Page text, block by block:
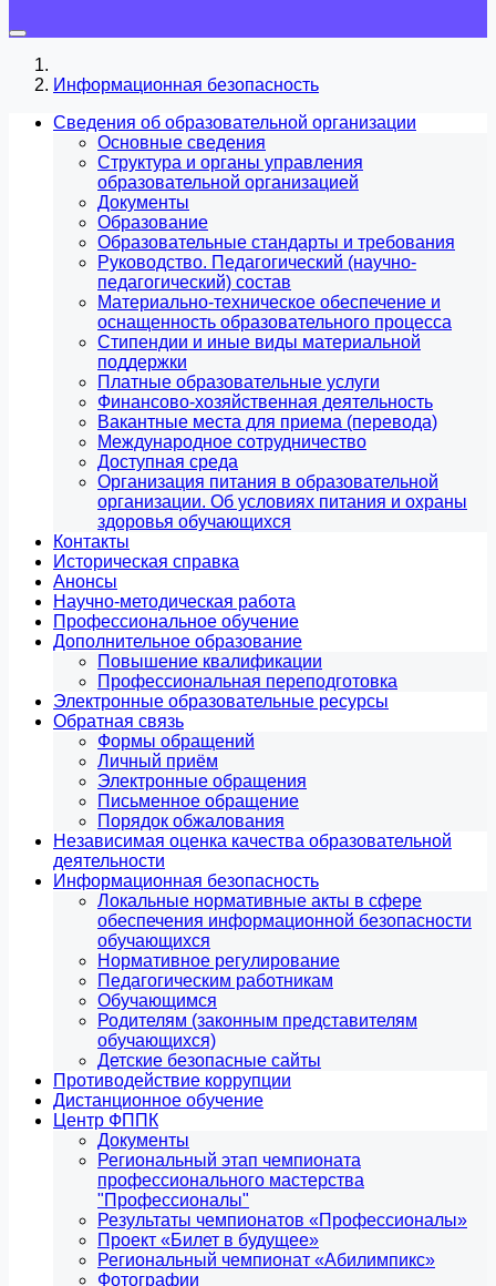
Информационная безопасность
Сведения об образовательной организации
Основные сведения
Структура и органы управления
образовательной организацией
Документы
Образование
Образовательные стандарты и требования
Руководство. Педагогический (научно-
педагогический) состав
Материально-техническое обеспечение и
оснащенность образовательного процесса
Стипендии и иные виды материальной
поддержки
Платные образовательные услуги
Финансово-хозяйственная деятельность
Вакантные места для приема (перевода)
Международное сотрудничество
Доступная среда
Организация питания в образовательной
организации. Об условиях питания и охраны
здоровья обучающихся
Контакты
Историческая справка
Анонсы
Научно-методическая работа
Профессиональное обучение
Дополнительное образование
Повышение квалификации
Профессиональная переподготовка
Электронные образовательные ресурсы
Обратная связь
Формы обращений
Личный приём
Электронные обращения
Письменное обращение
Порядок обжалования
Независимая оценка качества образовательной
деятельности
Информационная безопасность
Локальные нормативные акты в сфере
обеспечения информационной безопасности
обучающихся
Нормативное регулирование
Педагогическим работникам
Обучающимся
Родителям (законным представителям
обучающихся)
Детские безопасные сайты
Противодействие коррупции
Дистанционное обучение
Центр ФППК
Документы
Региональный этап чемпионата
профессионального мастерства
"Профессионалы"
Результаты чемпионатов «Профессионалы»
Проект «Билет в будущее»
Региональный чемпионат «Абилимпикс»
Фотографии